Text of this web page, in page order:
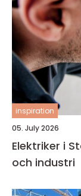
inspiration
05. July 2026
Elektriker i
och industri